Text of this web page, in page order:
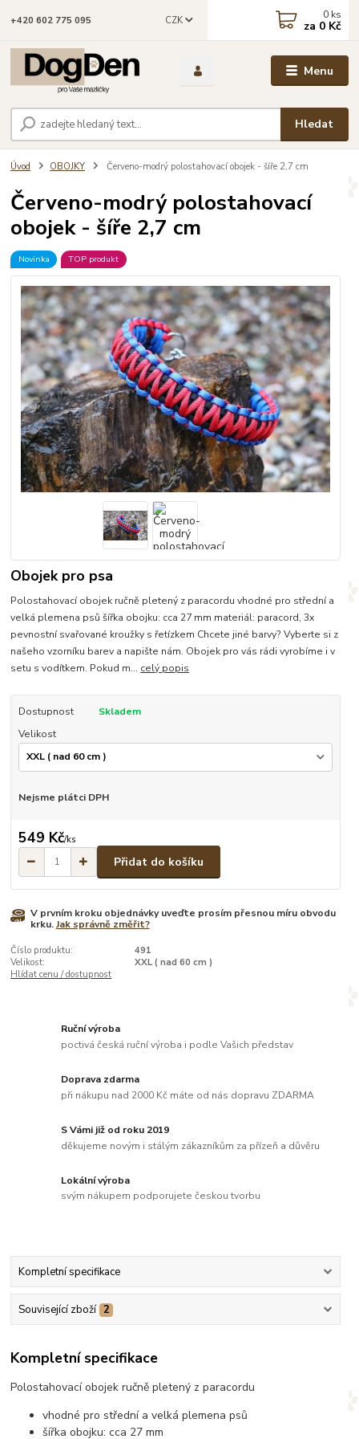
Menu
CZK
Hledat
+420 602 775 095 0 ks
za 0 Kč
Úvod OBOJKY Červeno-modrý polostahovací obojek - šíře 2,7 cm
Červeno-modrý polostahovací
obojek - šíře 2,7 cm
Novinka TOP produkt
Obojek pro psa
Polostahovací obojek ručně pletený z paracordu vhodné pro střední a
velká plemena psů šířka obojku: cca 27 mm materiál: paracord, 3x
pevnostní svařované kroužky s řetízkem Chcete jiné barvy? Vyberte si z
našeho vzorníku barev a napište nám. Obojek pro vás rádi vyrobíme i v
setu s vodítkem. Pokud m... celý popis
Dostupnost
Skladem
Velikost
Nejsme plátci DPH
549 Kč/ks
Přidat do košíku
V prvním kroku objednávky uveďte prosím přesnou míru obvodu
krku.Jak správně změřit?
Číslo produktu:
491
Velikost:
XXL ( nad 60 cm )
Hlídat cenu / dostupnost
Ruční výroba
poctivá česká ruční výroba i podle Vašich představ
Doprava zdarma
při nákupu nad 2000 Kč máte od nás dopravu ZDARMA
S Vámi již od roku 2019
děkujeme novým i stálým zákazníkům za přízeň a důvěru
Lokální výroba
svým nákupem podporujete českou tvorbu
Kompletní specifikace
Související zboží 2
Kompletní specifikace
Polostahovací obojek ručně pletený z paracordu
vhodné pro střední a velká plemena psů
šířka obojku: cca 27 mm